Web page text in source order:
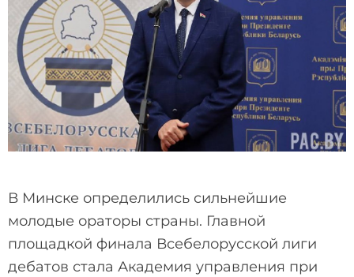
В Минске определились сильнейшие
молодые ораторы страны. Главной
площадкой финала Всебелорусской лиги
дебатов стала Академия управления при